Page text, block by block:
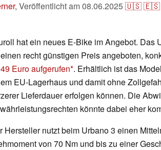
, Veröffentlicht am08.06.2025🇺🇸🇪🇸
hat ein neues E-Bike im Angebot. Das
recht günstigen Preis angeboten,
Euro aufgerufen . Erhältlich ist das
EU-Lagerhaus und damit ohne
Lieferdauer erfolgen können. Die
könnte dabei eher
Hersteller nutzt beim Urbano 3 einen
von 70 Nm und bis zu einer